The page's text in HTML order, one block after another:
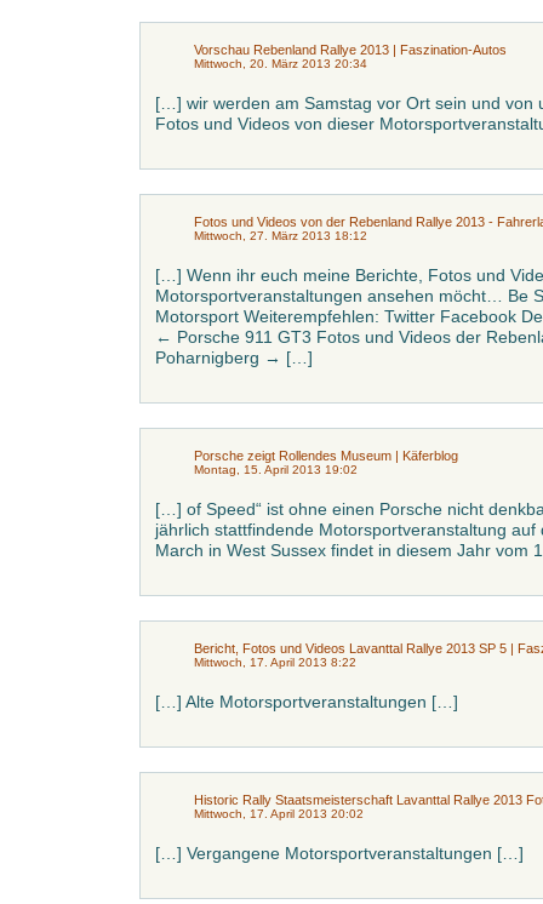
Vorschau Rebenland Rallye 2013 | Faszination-Autos
Mittwoch, 20. März 2013 20:34
[…] wir werden am Samstag vor Ort sein und von
Fotos und Videos von dieser
Fotos und Videos von der Rebenland Rallye 2013 -
Mittwoch, 27. März 2013 18:12
[…] Wenn ihr euch meine Berichte, Fotos und
Motorsportveranstaltungen ansehen möcht… Be
Motorsport Weiterempfehlen: Twitter Facebook
← Porsche 911 GT3 Fotos und Videos der
Poharnigberg → […]
Porsche zeigt Rollendes Museum | Käferblog
Montag, 15. April 2013 19:02
[…] of Speed“ ist ohne einen Porsche nicht
jährlich stattfindende Motorsportveranstaltung
March in West Sussex findet in diesem Jahr vom
Bericht, Fotos und Videos Lavanttal Rallye 2013 SP 5 |
Mittwoch, 17. April 2013 8:22
[…] Alte Motorsportveranstaltungen […]
Historic Rally Staatsmeisterschaft Lavanttal Rallye 2013
Mittwoch, 17. April 2013 20:02
[…] Vergangene Motorsportveranstaltungen […]